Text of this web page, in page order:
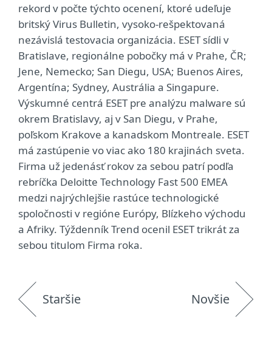
rekord v počte týchto ocenení, ktoré udeľuje
britský Virus Bulletin, vysoko-rešpektovaná
nezávislá testovacia organizácia. ESET sídli v
Bratislave, regionálne pobočky má v Prahe, ČR;
Jene, Nemecko; San Diegu, USA; Buenos Aires,
Argentína; Sydney, Austrália a Singapure.
Výskumné centrá ESET pre analýzu malware sú
okrem Bratislavy, aj v San Diegu, v Prahe,
poľskom Krakove a kanadskom Montreale. ESET
má zastúpenie vo viac ako 180 krajinách sveta.
Firma už jedenásť rokov za sebou patrí podľa
rebríčka Deloitte Technology Fast 500 EMEA
medzi najrýchlejšie rastúce technologické
spoločnosti v regióne Európy, Blízkeho východu
a Afriky. Týždenník Trend ocenil ESET trikrát za
sebou titulom Firma roka.
Staršie Novšie